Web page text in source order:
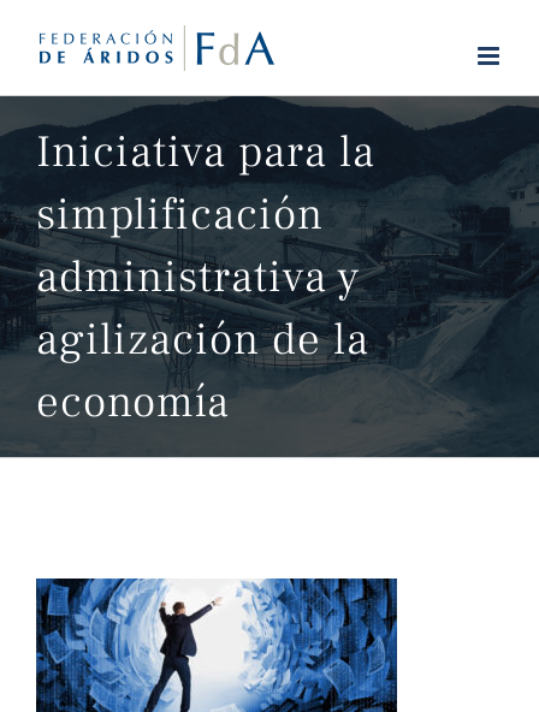
Iniciativa para la
simplificación
administrativa y
agilización de la
economía